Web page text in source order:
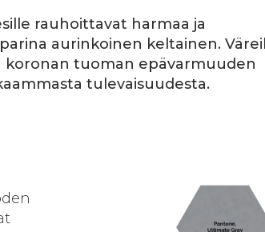
rauhoittavat harmaa ja
aurinkoinen keltainen.
tuoman epävarmuuden
tulevaisuudesta.